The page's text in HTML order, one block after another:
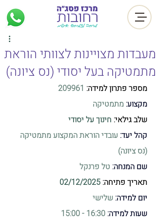
מעבדות מצויינות לצוותי הוראת
מתמטיקה בעל יסודי (נס ציונה)
מספר פתרון למידה: 209961
מקצוע: מתמטיקה
שלב גילאי: חינוך על יסודי
קהל יעד: עובדי הוראת המקצוע מתמטיקה
(נס ציונה)
שם המנחה: טל פרנקל
תאריך פתיחה: 02/12/2025
יום למידה: שלישי
שעות למידה: